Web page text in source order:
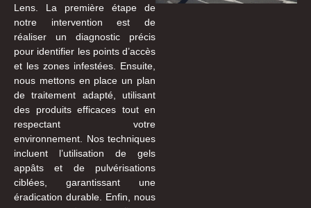
Lens. La première étape de
notre intervention est de
réaliser un diagnostic précis
pour identifier les points d’accès
et les zones infestées. Ensuite,
nous mettons en place un plan
de traitement adapté, utilisant
des produits efficaces tout en
respectant votre
environnement. Nos techniques
incluent l’utilisation de gels
appâts et de pulvérisations
ciblées, garantissant une
éradication durable. Enfin, nous